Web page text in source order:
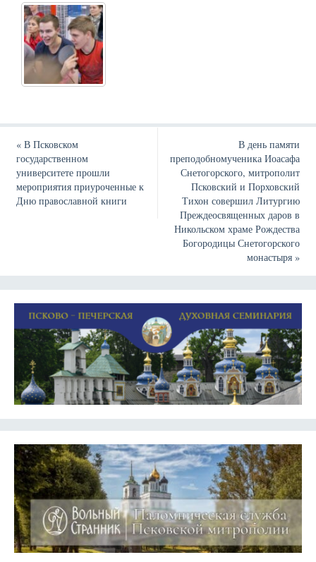
«В Псковском
государственном
университете прошли
мероприятия приуроченные к
Дню православной книги
В день памяти
преподобномученика Иоасафа
Снетогорского, митрополит
Псковский и Порховский
Тихон совершил Литургию
Преждеосвященных даров в
Никольском храме Рождества
Богородицы Снетогорского
монастыря»